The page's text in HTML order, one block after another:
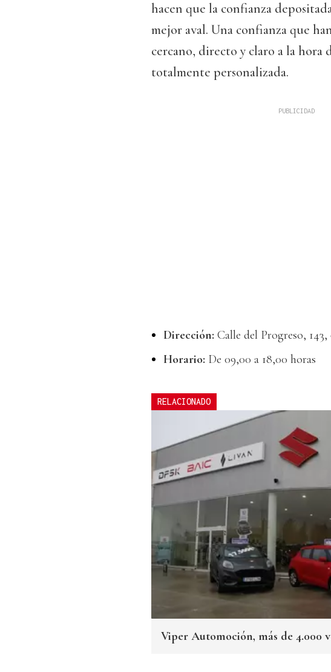
hacen que la confianza
mejor aval. Una confianza que
cercano, directo y claro a la hora
totalmente personalizada.
Dirección: Calle del Progreso,
Horario: De 09,00 a 18,00 horas
RELACIONADO
Viper Automoción, más de 4.000